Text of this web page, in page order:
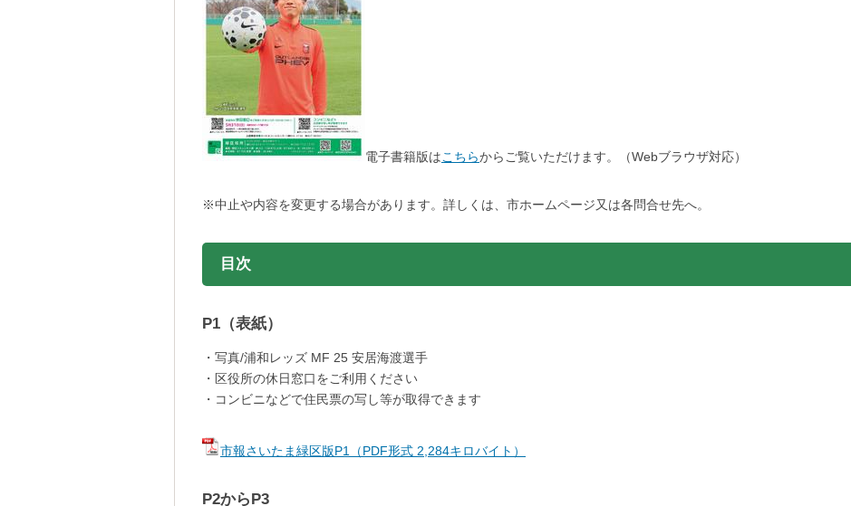
電子書籍版はこちらからご覧いただけます。（Webブラウザ対応）
※中止や内容を変更する場合があります。詳しくは、市ホームページ又は各問合せ先へ。
目次
P1（表紙）
・写真/浦和レッズ MF 25 安居海渡選手
・区役所の休日窓口をご利用ください
・コンビニなどで住民票の写し等が取得できます
市報さいたま緑区版P1（PDF形式 2,284キロバイト）
P2からP3